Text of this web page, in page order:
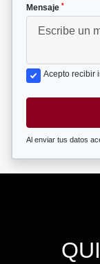
Mensaje *
Acepto recibir
Al enviar tus datos